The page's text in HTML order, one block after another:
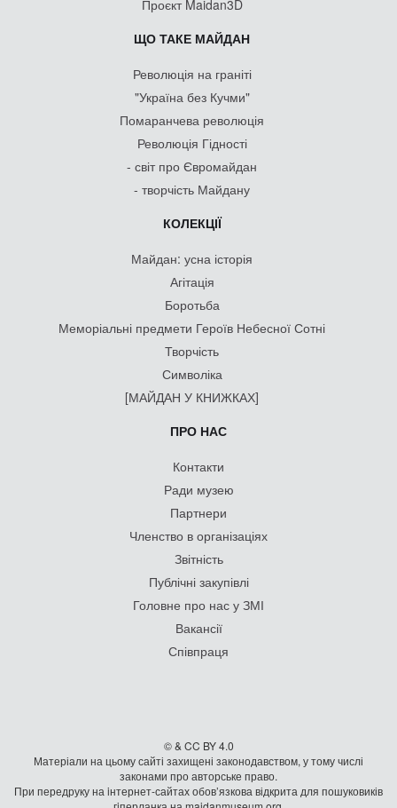
Проєкт Maidan3D
ЩО ТАКЕ МАЙДАН
Революція на граніті
"Україна без Кучми"
Помаранчева революція
Революція Гідності
- світ про Євромайдан
- творчість Майдану
КОЛЕКЦІЇ
Майдан: усна історія
Агітація
Боротьба
Меморіальні предмети Героїв Небесної Сотні
Творчість
Символіка
[МАЙДАН У КНИЖКАХ]
ПРО НАС
Контакти
Ради музею
Партнери
Членство в організаціях
Звітність
Публічні закупівлі
Головне про нас у ЗМІ
Вакансії
Співпраця
© & CC BY 4.0
Матеріали на цьому сайті захищені законодавством, у тому числі
законами про авторське право.
При передруку на iнтернет-сайтах обов’язкова відкрита для пошуковиків